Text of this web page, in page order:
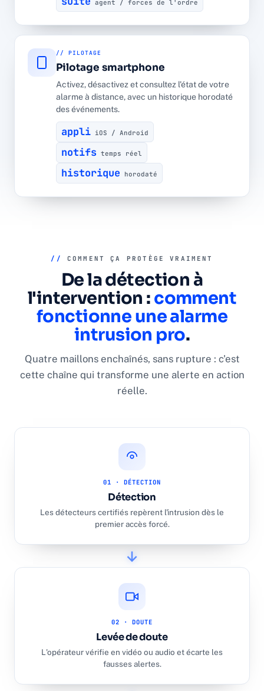
agent / forces de l'ordre
// PILOTAGE
Pilotage smartphone
Activez, désactivez et consultez l'état de votre
alarme à distance, avec un historique horodaté
des événements.
appli iOS / Android
notifs temps réel
historique horodaté
// COMMENT ÇA PROTÈGE VRAIMENT
De la détection à
l'intervention :comment
fonctionne une alarme
intrusion pro.
Quatre maillons enchaînés, sans rupture : c'est
cette chaîne qui transforme une alerte en action
réelle.
01 · DÉTECTION
Détection
Les détecteurs certifiés repèrent l'intrusion dès le
premier accès forcé.
02 · DOUTE
Levée de doute
L'opérateur vérifie en vidéo ou audio et écarte les
fausses alertes.